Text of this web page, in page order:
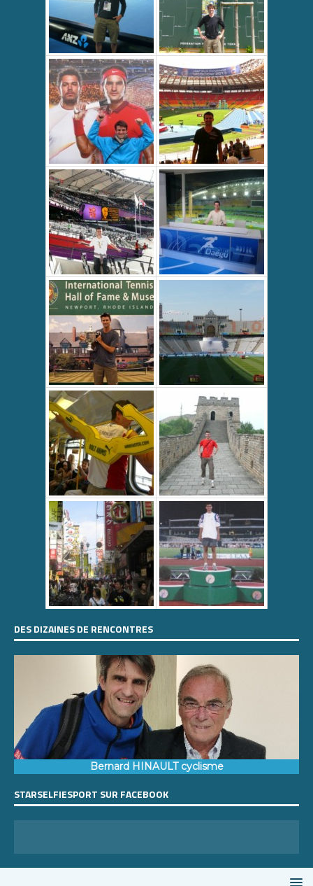
DES DIZAINES DE RENCONTRES
Bernard HINAULT cyclisme
STARSELFIESPORT SUR FACEBOOK